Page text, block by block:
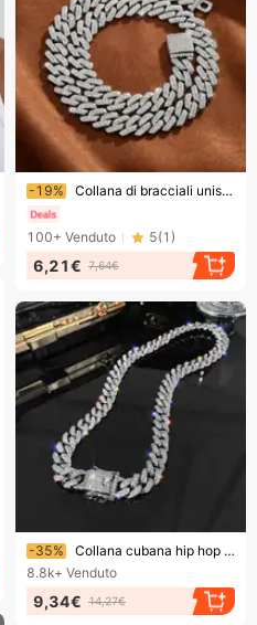
Finendo presto!
-19% Collana di bracciali unisex con strass intarsiato in lega geometrica hip-hop
100+ Venduto 5(1 )
6,21€ 7,64€
Finendo presto!
-35%
Collana cubana hip hop con diamanti incastonati, gioielli esagerati personalizzati, moda hip hop.
8.8k+ Venduto
9,34€ 14,27€